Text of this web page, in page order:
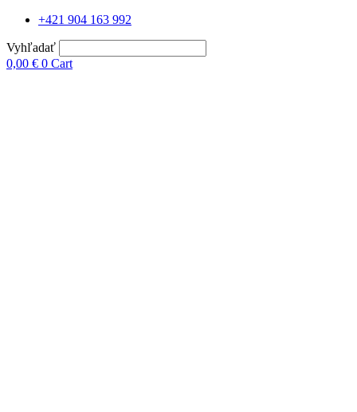
+421 904 163 992
Vyhľadať
0,00 € 0 Cart